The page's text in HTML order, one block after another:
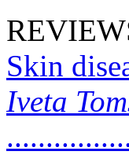
Skin
Iveta